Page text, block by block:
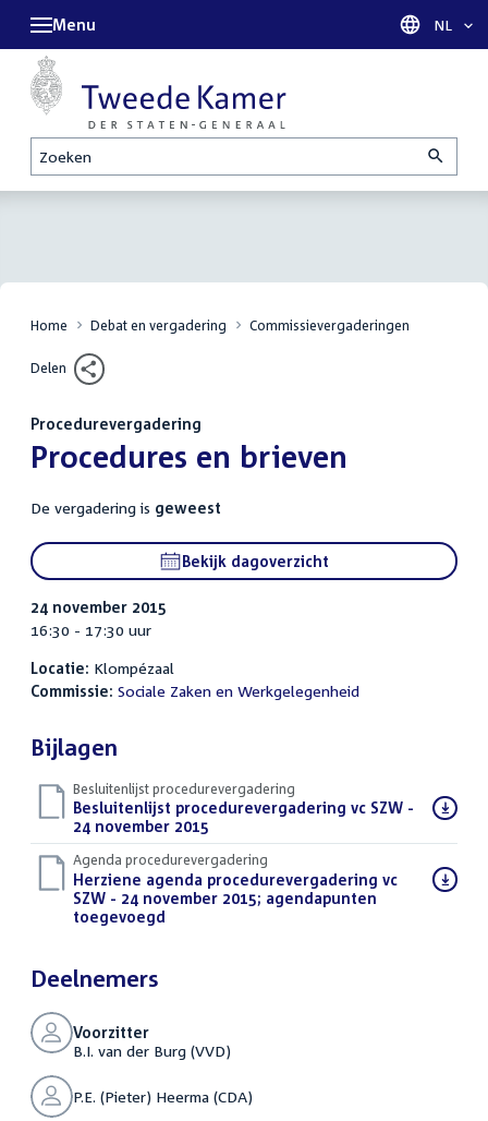
Zoeken
Menu Taal
NL
Home Debat en vergadering Commissievergaderingen
Delen
Procedurevergadering
:Procedures en brieven
De vergadering is geweest
Bekijk dagoverzicht
24 november 2015
16:30 - 17:30 uur
Locatie: Klompézaal
Commissie: Sociale Zaken en Werkgelegenheid
Bijlagen
Besluitenlijst procedurevergadering
Download
bestand:
Besluitenlijst procedurevergadering vc SZW -
24 november 2015
Agenda procedurevergadering
Download
bestand:
Herziene agenda procedurevergadering vc
SZW - 24 november 2015; agendapunten
toegevoegd
Deelnemers
Voorzitter
B.I. van der Burg (VVD)
P.E. (Pieter) Heerma (CDA)